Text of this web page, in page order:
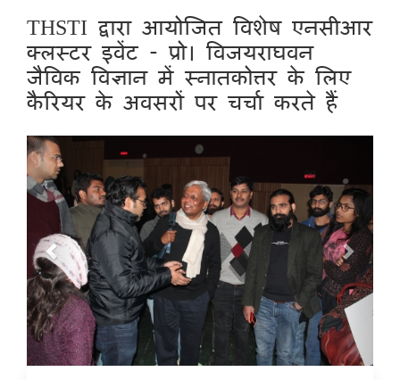
THSTI द्वारा आयोजित विशेष एनसीआर
क्लस्टर इवेंट - प्रो। विजयराघवन
जैविक विज्ञान में स्नातकोत्तर के लिए
कैरियर के अवसरों पर चर्चा करते हैं
Previous